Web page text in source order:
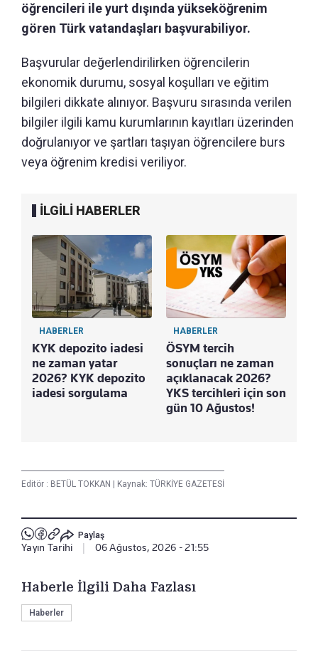
öğrencileri ile yurt dışında yükseköğrenim
gören Türk vatandaşları başvurabiliyor.
Başvurular değerlendirilirken öğrencilerin
ekonomik durumu, sosyal koşulları ve eğitim
bilgileri dikkate alınıyor. Başvuru sırasında verilen
bilgiler ilgili kamu kurumlarının kayıtları üzerinden
doğrulanıyor ve şartları taşıyan öğrencilere burs
veya öğrenim kredisi veriliyor.
İLGİLİ HABERLER
HABERLER
KYK depozito iadesi
ne zaman yatar
2026? KYK depozito
iadesi sorgulama
HABERLER
ÖSYM tercih
sonuçları ne zaman
açıklanacak 2026?
YKS tercihleri için son
gün 10 Ağustos!
Editör : BETÜL TOKKAN Kaynak: TÜRKİYE GAZETESİ
Paylaş
Yayın Tarihi 06 Ağustos, 2026 - 21:55
Haberle İlgili Daha Fazlası
Haberler